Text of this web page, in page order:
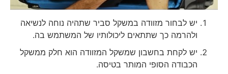
יש לבחור מזוודה במשקל סביר שתהיה נוחה לנשיאה
ולהרמה כך שתתאים ליכולותיו של המשתמש בה.
יש לקחת בחשבון שמשקל המזוודה הוא חלק ממשקל
הכבודה הסופי המותר בטיסה.